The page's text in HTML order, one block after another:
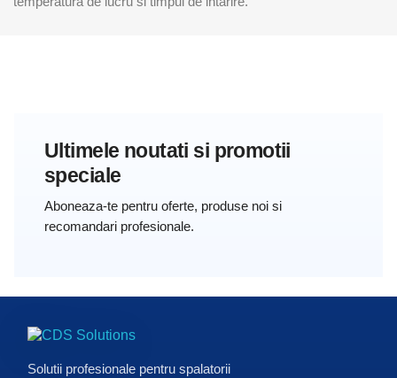
Ultimele noutati si promotii
speciale
Solutii profesionale pentru spalatorii